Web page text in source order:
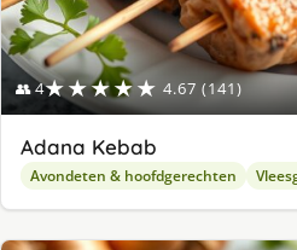
👥 4★★★★★ 4.67 (141)
Adana Kebab
Avondeten & hoofdgerechten